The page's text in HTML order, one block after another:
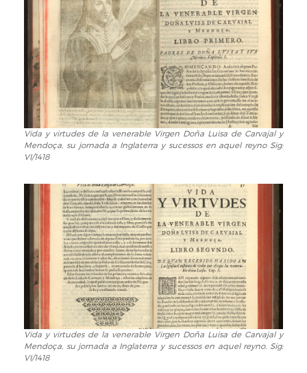
Vida
y
virtudes
venerable
Virgen
Doña
Luisa
de
Carvajal
Mendoça,
jornada
a
Inglaterra
Vida y virtudes de la venerable Virgen Doña Luisa de Carvajal y
Mendoça, su jornada a Inglaterra y sucessos en aquel reyno Sig:
VI/1418
Vida
y
virtudes
Vida y virtudes de la venerable Virgen Doña Luisa de Carvajal y
Mendoça, su jornada a Inglaterra y sucessos en aquel reyno. Sig:
VI/1418